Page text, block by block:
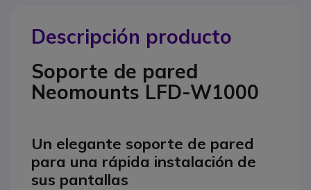
Descripción producto
Soporte de pared
Neomounts LFD-W1000
Un elegante soporte de pared
para una rápida instalación de
sus pantallas